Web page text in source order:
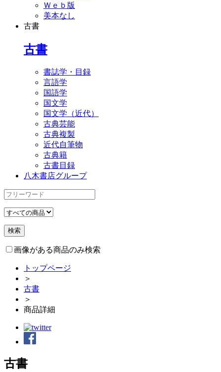
Ｗｅｂ版
美本なし
古書
古書
書誌学・目録
言語学
国語学
国文学
国文学（近代）
古典芸能
古典複製
近代自筆物
古典籍
古書目録
八木書店グループ
画像がある商品のみ検索
トップページ
＞
古書
＞
商品詳細
古書